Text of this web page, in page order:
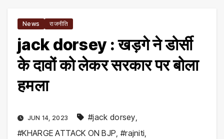
News राजनीति
jack dorsey : खड़गे ने डोर्सी
के दावों को लेकर सरकार पर बोला
हमला
JUN 14, 2023 #jack dorsey,
#KHARGE ATTACK ON BJP, #rajniti,